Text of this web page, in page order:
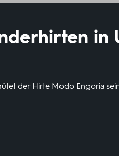
in
der Hirte Modo Engoria